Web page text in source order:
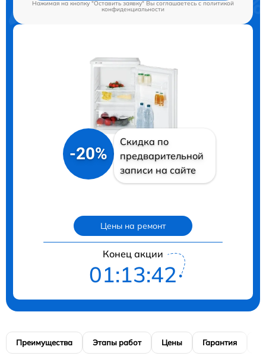
Нажимая на кнопку "Оставить заявку" Вы соглашаетесь cполитикой
конфиденциальности
-20%
Скидка по
предварительной
записи на сайте
Цены на ремонт
Конец акции
01:13:41
Преимущества Этапы работ Цены Гарантия